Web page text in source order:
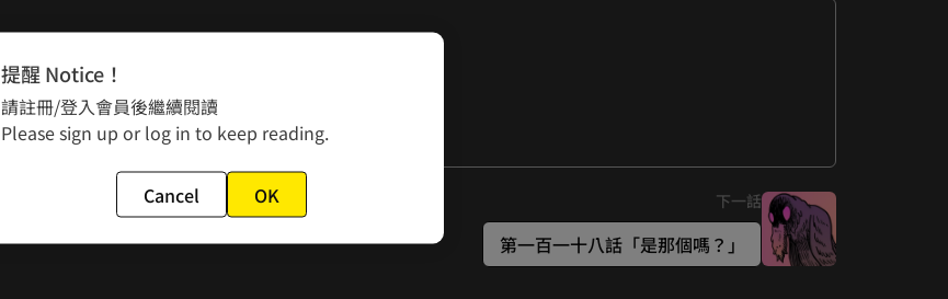
下一話
第一百一十八話「是那個嗎？」
提醒 Notice！
請註冊/登入會員後繼續閱讀
Please sign up or log in to keep reading.
Cancel OK